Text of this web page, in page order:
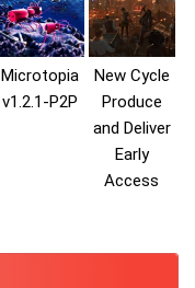
Microtopia
v1.2.1-P2P
New Cycle
Produce
and Deliver
Early
Access